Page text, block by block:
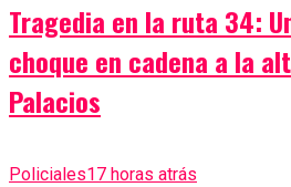
Tragedia en la ruta 34:
choque en cadena a la
Palacios
Policiales17 horas atrás